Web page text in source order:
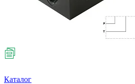
Каталог